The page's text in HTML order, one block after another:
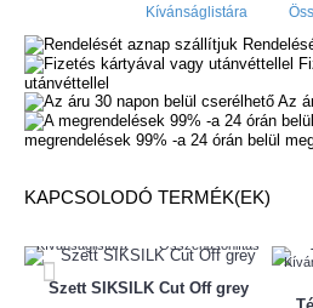
Kívánságlistára
utánvéttellel
Az
megrendelések 99% -a 24 órán belül
KAPCSOLODÓ TERMÉK(EK)
Kívánságlistára Összehasonlítás
Szett SIKSILK Cut Off grey